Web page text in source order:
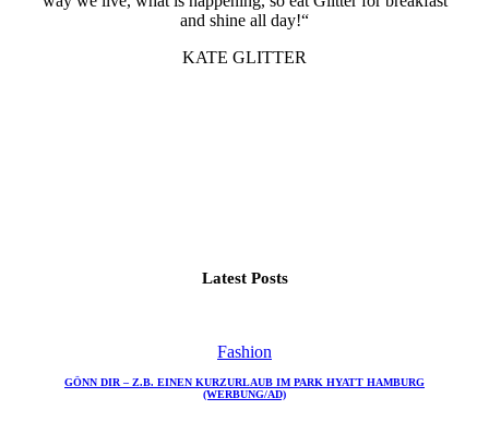
and shine all day!“
KATE GLITTER
Latest Posts
Fashion
GÖNN DIR – Z.B. EINEN KURZURLAUB IM PARK HYATT HAMBURG
(WERBUNG/AD)